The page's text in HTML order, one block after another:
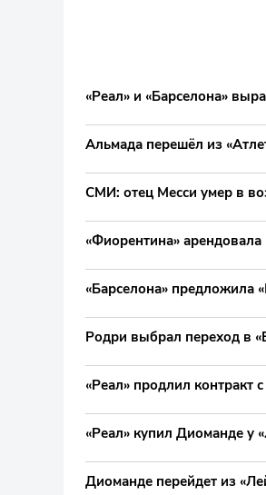
«Реал» и «Барселона»
Альмада перешёл из
СМИ: отец Месси умер в
«Фиорентина» арендовала
«Барселона» предложила
Родри выбрал переход в
«Реал» продлил контракт
«Реал» купил Диоманде у
Диоманде перейдет из